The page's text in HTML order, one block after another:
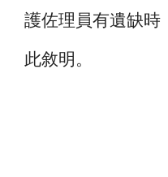
護佐理員有遺缺時
此敘明。